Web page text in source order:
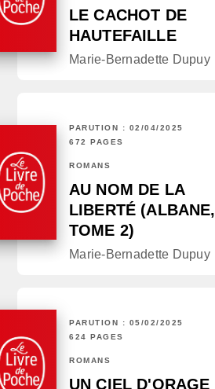
LE CACHOT DE
HAUTEFAILLE
Marie-Bernadette Dupuy
PARUTION : 02/04/2025
672 PAGES
ROMANS
AU NOM DE LA
LIBERTÉ (ALBANE,
TOME 2)
Marie-Bernadette Dupuy
PARUTION : 05/02/2025
624 PAGES
ROMANS
UN CIEL D'ORAGE